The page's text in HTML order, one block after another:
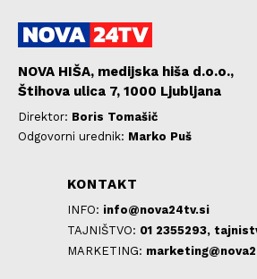
NOVA HIŠA, medijska hiša d.o.o.,
Štihova ulica 7, 1000 Ljubljana
Direktor: Boris Tomašič
Odgovorni urednik: Marko Puš
KONTAKT
INFO: info@nova24tv.si
TAJNIŠTVO: 01 2355293,
MARKETING: